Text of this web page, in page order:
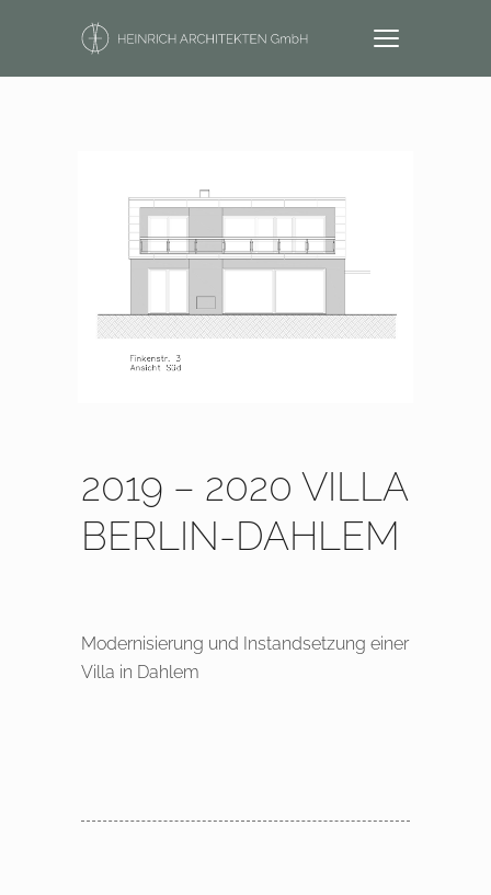
2019 – 2020 VILLA
BERLIN-DAHLEM
Modernisierung und Instandsetzung einer
Villa in Dahlem